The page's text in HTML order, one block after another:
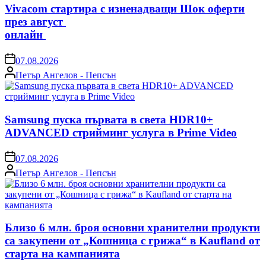
Vivacom стартира с изненадващи Шок оферти
през август
онлайн
on07.08.2026
Posted
by
Петър Ангелов - Пепсън
Samsung пуска първата в света HDR10+
ADVANCED стрийминг услуга в Prime Video
on07.08.2026
Posted
by
Петър Ангелов - Пепсън
Близо 6 млн. броя основни хранителни продукти
са закупени от „Кошница с грижа“ в Kaufland от
старта на кампанията